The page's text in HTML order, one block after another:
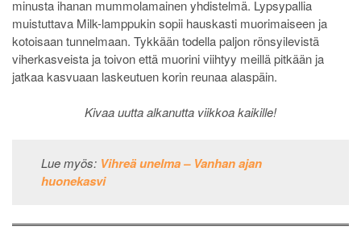
minusta ihanan mummolamainen yhdistelmä. Lypsypallia
muistuttava Milk-lamppukin sopii hauskasti muorimaiseen ja
kotoisaan tunnelmaan. Tykkään todella paljon rönsyilevistä
viherkasveista ja toivon että muorini viihtyy meillä pitkään ja
jatkaa kasvuaan laskeutuen korin reunaa alaspäin.
Kivaa uutta alkanutta viikkoa kaikille!
Lue myös: Vihreä unelma – Vanhan ajan
huonekasvi